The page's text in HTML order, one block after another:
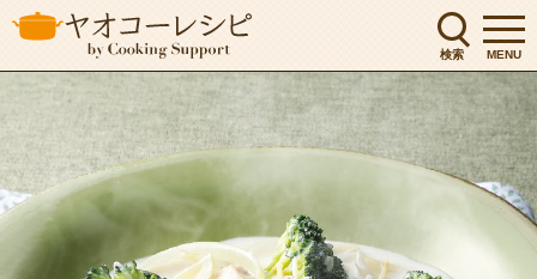
検索 MENU